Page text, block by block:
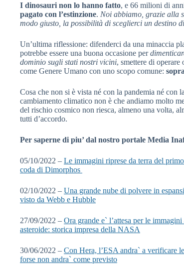
I dinosauri non lo hanno fatto, e 66 milioni di
pagato con l’estinzione. Noi abbiamo, grazie alla
modo giusto, la possibilità di sceglierci un destino
Un’ultima riflessione: difenderci da una minaccia
potrebbe essere una buona occasione per
dominio sugli stati nostri vicini, smettere di
come Genere Umano con uno scopo comune:
Cosa che non si è vista né con la pandemia né con
cambiamento climatico non è che andiamo molto
del rischio cosmico non riesca, almeno una volta,
tutti d’accordo.
Per saperne di piu’ dal nostro portale Media
05/10/2022 – Le immagini riprese da terra del
coda di Dimorphos
02/10/2022 – Una grande nube di polvere in
visto da Webb e Hubble
27/09/2022 – Ora grande e` l’attesa per le
asteroide: storica impresa della NASA
30/06/2022 – Con Hera, l’ESA andra` a verificare
forse non andra` come previsto